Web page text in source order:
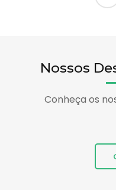
Nossos
Conheça os